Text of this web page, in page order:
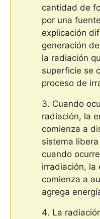
cantidad de
por una
explicación
generación
la radiación
superficie se
proceso de
Cuando
radiación, la
comienza a
sistema
cuando
irradiación, la
comienza a
agrega
La